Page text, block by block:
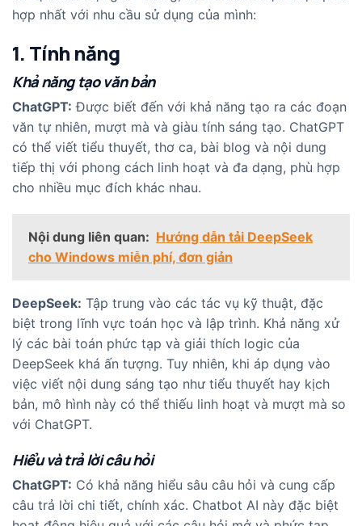
hợp nhất với nhu cầu sử dụng của mình:
1. Tính năng
Khả năng tạo văn bản
ChatGPT: Được biết đến với khả năng tạo ra các đoạn
văn tự nhiên, mượt mà và giàu tính sáng tạo. ChatGPT
có thể viết tiểu thuyết, thơ ca, bài blog và nội dung
tiếp thị với phong cách linh hoạt và đa dạng, phù hợp
cho nhiều mục đích khác nhau.
Nội dung liên quan: Hướng dẫn tải DeepSeek
cho Windows miễn phí, đơn giản
DeepSeek: Tập trung vào các tác vụ kỹ thuật, đặc
biệt trong lĩnh vực toán học và lập trình. Khả năng xử
lý các bài toán phức tạp và giải thích logic của
DeepSeek khá ấn tượng. Tuy nhiên, khi áp dụng vào
việc viết nội dung sáng tạo như tiểu thuyết hay kịch
bản, mô hình này có thể thiếu linh hoạt và mượt mà so
với ChatGPT.
Hiểu và trả lời câu hỏi
ChatGPT: Có khả năng hiểu sâu câu hỏi và cung cấp
câu trả lời chi tiết, chính xác. Chatbot AI này đặc biệt